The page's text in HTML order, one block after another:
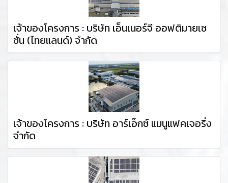
เจ้าของโครงการ : บริษัท เอ็นเนอร์จี ออฟติมายเซ
ชั่น (ไทยแลนด์) จำกัด
เจ้าของโครงการ : บริษัท อาร์เอ็กซ์ แมนูแฟคเจอริ่ง
จำกัด